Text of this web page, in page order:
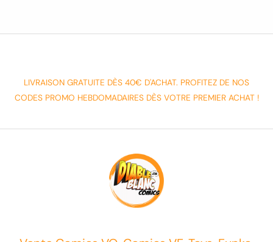
LIVRAISON GRATUITE DÈS 40€ D'ACHAT. PROFITEZ DE NOS
CODES PROMO HEBDOMADAIRES DÈS VOTRE PREMIER ACHAT !